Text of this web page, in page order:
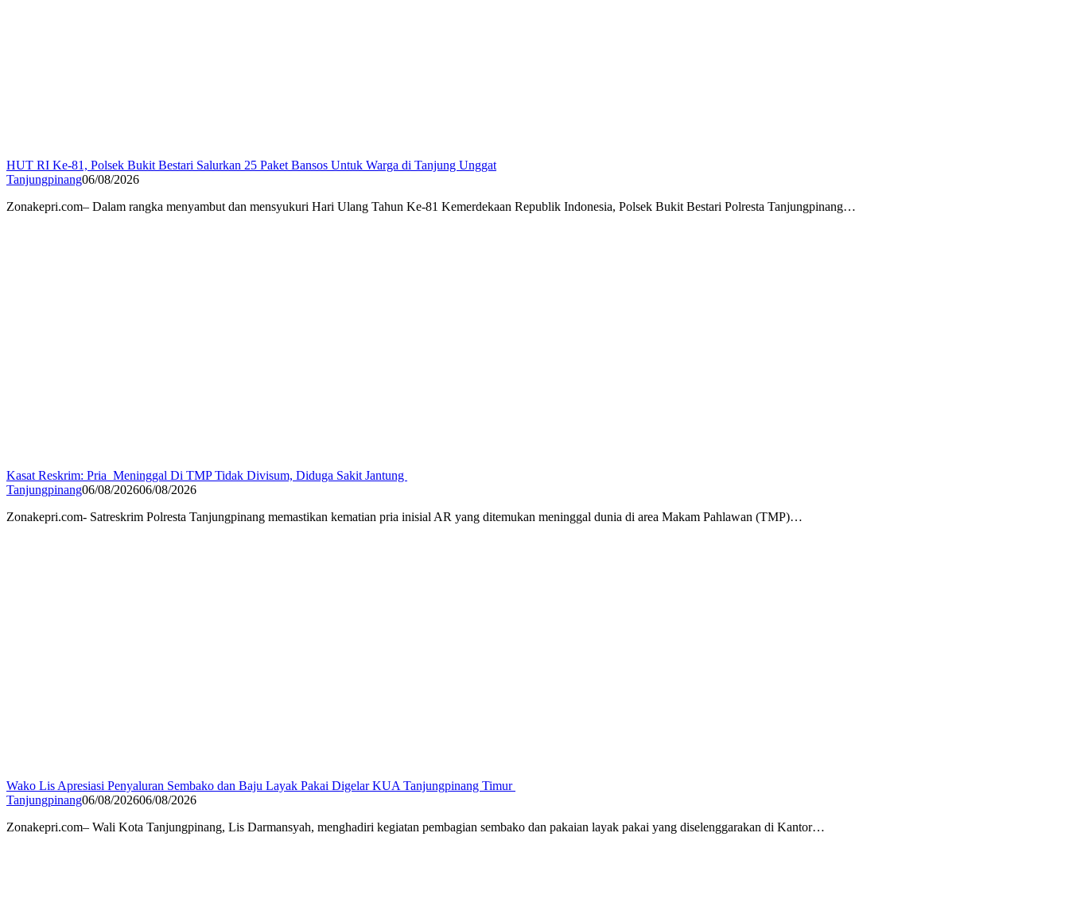
HUT RI Ke-81, Polsek Bukit Bestari Salurkan 25 Paket Bansos Untuk Warga di Tanjung Unggat
Tanjungpinang06/08/2026
Zonakepri.com– Dalam rangka menyambut dan mensyukuri Hari Ulang Tahun Ke-81 Kemerdekaan Republik Indonesia, Polsek Bukit Bestari Polresta Tanjungpinang…
Kasat Reskrim: Pria Meninggal Di TMP Tidak Divisum, Diduga Sakit Jantung
Tanjungpinang06/08/202606/08/2026
Zonakepri.com- Satreskrim Polresta Tanjungpinang memastikan kematian pria inisial AR yang ditemukan meninggal dunia di area Makam Pahlawan (TMP)…
Wako Lis Apresiasi Penyaluran Sembako dan Baju Layak Pakai Digelar KUA Tanjungpinang Timur
Tanjungpinang06/08/202606/08/2026
Zonakepri.com– Wali Kota Tanjungpinang, Lis Darmansyah, menghadiri kegiatan pembagian sembako dan pakaian layak pakai yang diselenggarakan di Kantor…